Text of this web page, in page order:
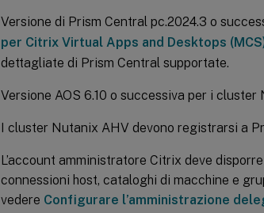
Versione di Prism Central pc.2024.3 o
per Citrix Virtual Apps and Desktops
dettagliate di Prism Central supportate.
Versione AOS 6.10 o successiva per i cluster
I cluster Nutanix AHV devono registrarsi a
L’account amministratore Citrix deve
connessioni host, cataloghi di macchine e
vedere Configurare l’amministrazione